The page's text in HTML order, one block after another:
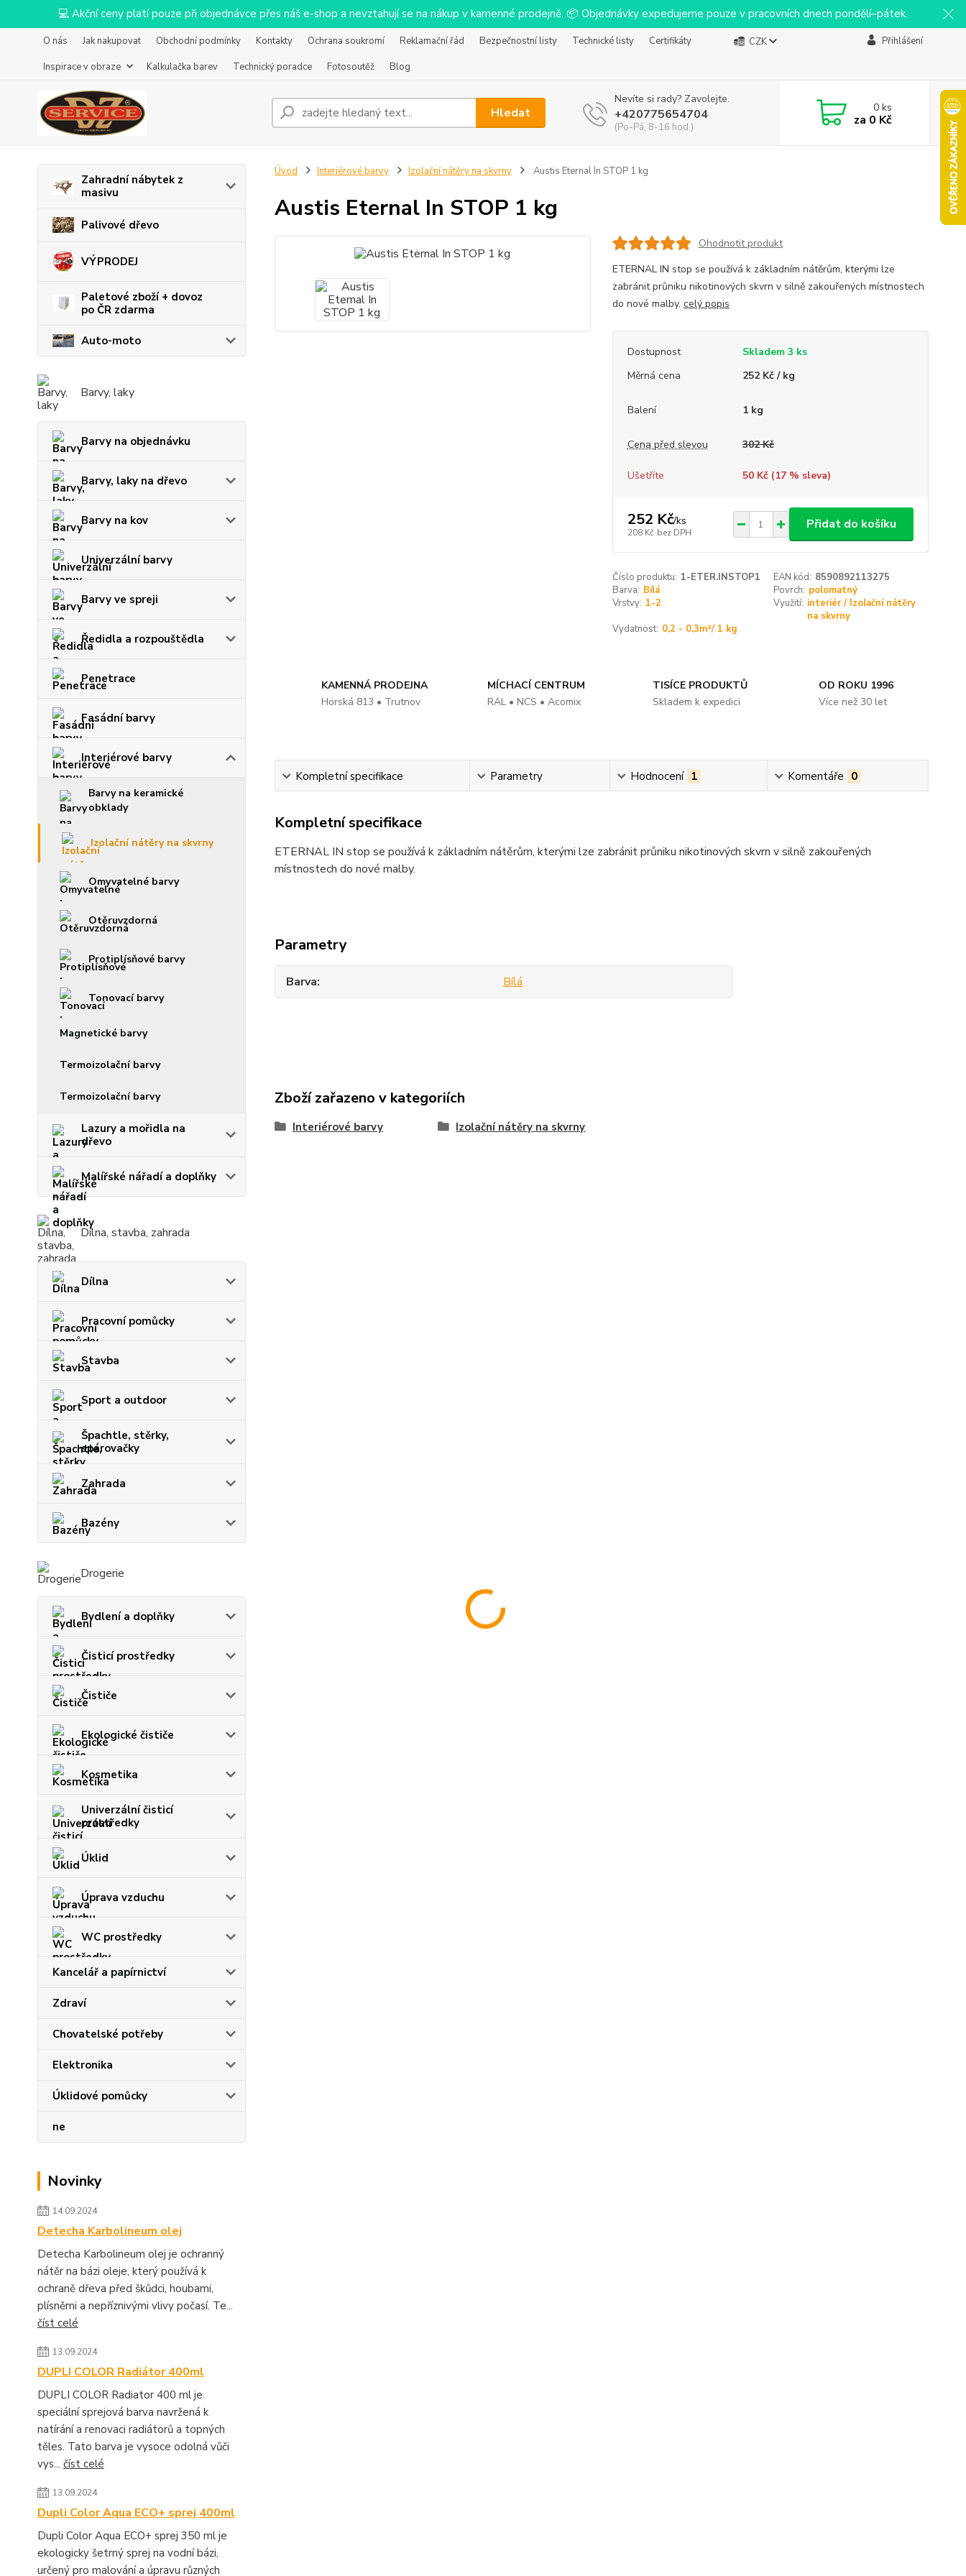
💻 Akční ceny platí pouze při objednávce přes náš e-shop a nevztahují se na nákup v kamenné prodejně. 📦 Objednávky expedujeme pouze v pracovních dnech pondělí–pátek.
O nás Jak nakupovat Obchodní podmínky Kontakty Ochrana soukromí Reklamační řád Bezpečnostní listy Technické listy
Certifikáty
Inspirace v obraze
Kalkulačka barev Technický poradce Fotosoutěž Blog
CZK Přihlášení
Hledat
Nevíte si rady? Zavolejte.
+420775654704
(Po-Pá, 8-16 hod.)
0ks
za 0 Kč
Zahradní nábytek z
masivu
Palivové dřevo
VÝPRODEJ
Paletové zboží + dovoz
po ČR zdarma
Auto-moto
Barvy, laky
Barvy na objednávku
Barvy, laky na dřevo
Barvy na kov
Univerzální barvy
Barvy ve spreji
Ředidla a rozpouštědla
Penetrace
Fasádní barvy
Interiérové barvy
Barvy na keramické
obklady
Izolační nátěry na skvrny
Omyvatelné barvy
Otěruvzdorná
Protiplísňové barvy
Tonovací barvy
Magnetické barvy
Termoizolační barvy
Termoizolační barvy
Lazury a mořidla na
dřevo
Malířské nářadí a doplňky
Dílna, stavba, zahrada
Dílna
Pracovní pomůcky
Stavba
Sport a outdoor
Špachtle, stěrky,
spárovačky
Zahrada
Bazény
Drogerie
Bydlení a doplňky
Čisticí prostředky
Čističe
Ekologické čističe
Kosmetika
Univerzální čisticí
prostředky
Úklid
Úprava vzduchu
WC prostředky
Kancelář a papírnictví
Zdraví
Chovatelské potřeby
Elektronika
Úklidové pomůcky
ne
Novinky
14.09.2024
Detecha Karbolineum olej
Detecha Karbolineum olej je ochranný
nátěr na bázi oleje, který používá k
ochraně dřeva před škůdci, houbami,
plísněmi a nepříznivými vlivy počasí. Te...
číst celé
13.09.2024
DUPLI COLOR Radiátor 400ml
DUPLI COLOR Radiator 400 ml je
speciální sprejová barva navržená k
natírání a renovaci radiátorů a topných
těles. Tato barva je vysoce odolná vůči
vys... číst celé
13.09.2024
Dupli Color Aqua ECO+ sprej 400ml
Dupli Color Aqua ECO+ sprej 350 ml je
ekologicky šetrný sprej na vodní bázi,
určený pro malování a úpravu různých
Úvod Interiérové barvy Izolační nátěry na skvrny Austis Eternal In STOP 1 kg
Austis Eternal In STOP 1 kg
Ohodnotit produkt
ETERNAL IN stop se používá k základním nátěrům, kterými lze
zabránit průniku nikotinových skvrn v silně zakouřených místnostech
do nové malby. celý popis
Dostupnost
Skladem 3 ks
Měrná cena
252 Kč / kg
Balení 1 kg
Cena před slevou 302 Kč
Ušetříte 50 Kč (17% sleva)
252 Kč/ks
208 Kč bez DPH
Přidat do košíku
Číslo produktu: 1-ETER.INSTOP1 EAN kód: 8590892113275
Barva: Bílá Povrch: polomatný
Vrstvy: 1-2 Využití: interiér / Izolační nátěry
na skvrny
Vydatnost: 0,2 - 0,3m²/ 1 kg
KAMENNÁ PRODEJNA
Horská 813 • Trutnov
MÍCHACÍ CENTRUM
RAL • NCS • Acomix
TISÍCE PRODUKTŮ
Skladem k expedici
OD ROKU 1996
Více než 30 let
Kompletní specifikace Parametry Hodnocení 1 Komentáře 0
Kompletní specifikace
ETERNAL IN stop se používá k základním nátěrům, kterými lze zabránit průniku nikotinových skvrn v silně zakouřených
místnostech do nové malby.
Parametry
Barva Bílá
Zboží zařazeno v kategoriích
Interiérové barvy Izolační nátěry na skvrny